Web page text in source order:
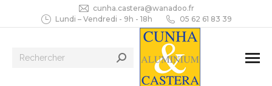
cunha.castera@wanadoo.fr
Lundi – Vendredi - 9h - 18h
05 62 61 83 39
Recherche